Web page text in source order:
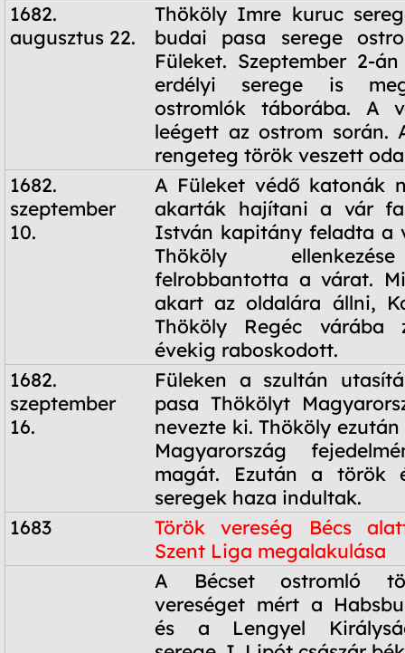
1682.
augusztus 22.
Thököly Imre kuruc
budai pasa serege
Füleket. Szeptember 2-
erdélyi serege is
ostromlók táborába. A
leégett az ostrom során.
rengeteg török veszett
1682.
szeptember
10.
A Füleket védő katonák
akarták hajítani a vár
István kapitány feladta a
Thököly
felrobbantotta a várat.
akart az oldalára állni,
Thököly Regéc várába
évekig raboskodott.
1682.
szeptember
16.
Füleken a szultán
pasa Thökölyt
nevezte ki. Thököly
Magyarország
magát. Ezután a török
seregek haza indultak.
1683
Török vereség Bécs
Szent Liga megalakulása
A Bécset ostromló
vereséget mért a
és a Lengyel